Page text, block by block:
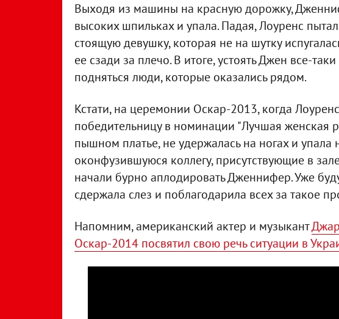
Выходя из машины на красную дорожку,
высоких шпильках и упала. Падая, Лоуренс
стоящую девушку, которая не на шутку
ее сзади за плечо. В итоге, устоять Джен все-
подняться люди, которые оказались рядом.
Кстати, на церемонии Оскар-2013, когда
победительницу в номинации "Лучшая женская
пышном платье, не удержалась на ногах и упала
оконфузившуюся коллегу, присутствующие в
начали бурно аплодировать Дженнифер. Уже
сдержала слез и поблагодарила всех за такое
Напомним, американский актер и музыкант
Оскар-2014 посвятил свою речь ситуации в